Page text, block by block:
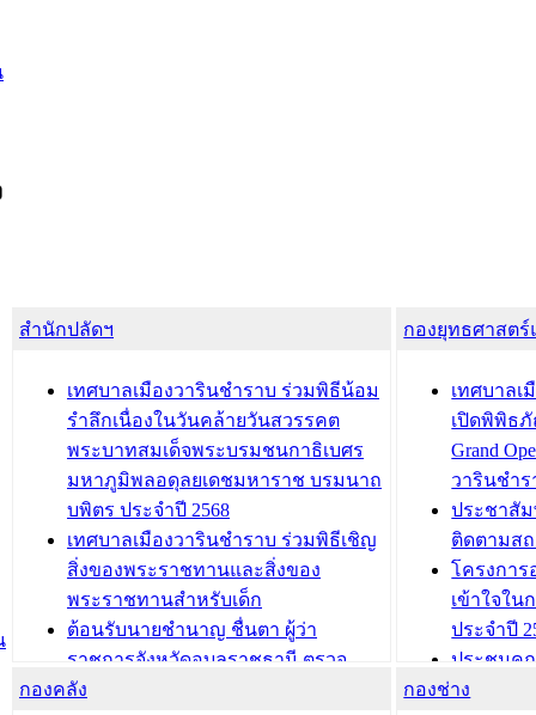
สำนักปลัดฯ
เทศบาลเมืองวารินชำราบ ร่วมพิธีน้อม
รำลึกเนื่องในวันคล้ายวันสวรรคต
พระบาทสมเด็จพระบรมชนกาธิเบศร
มหาภูมิพลอดุลยเดชมหาราช บรมนาถ
บพิตร ประจำปี 2568
เทศบาลเมืองวารินชำราบ ร่วมพิธีเชิญ
สิ่งของพระราชทานและสิ่งของ
พระราชทานสำหรับเด็ก
ต้อนรับนายชำนาญ ชื่นตา ผู้ว่า
ราชการจังหวัดอุบลราชธานี ตรวจ
ความเรียบร้อยของสถานที่ในการเตรี
กองยุทธศาสต
เทศบาลเ
เปิดพิพิธภั
Grand
วารินชำร
ประชาสัม
ติดตามส
โครงกา
เข้าใจใน
ประจำปี
ประชุมค
ความเสี่ย
กองคลัง กองช่าง